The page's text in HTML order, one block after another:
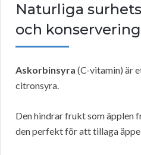
Naturliga
och
Askorbinsyra (C-vitamin) är
citronsyra.
Den hindrar frukt som äpplen
den perfekt för att tillaga